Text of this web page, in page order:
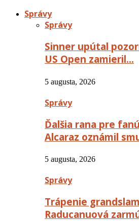
Správy
Správy
Sinner upútal
US Open zamieril…
5 augusta, 2026
Správy
Ďalšia rana pre
Alcaraz oznámil
5 augusta, 2026
Správy
Trápenie
Raducanuová